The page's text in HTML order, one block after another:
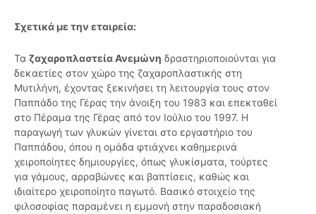
Σχετικά με την εταιρεία:
Τα ζαχαροπλαστεία Ανεμώνη δραστηριοποιούνται για
δεκαετίες στον χώρο της ζαχαροπλαστικής στη
Μυτιλήνη, έχοντας ξεκινήσει τη λειτουργία τους στον
Παππάδο της Γέρας την άνοιξη του 1983 και επεκταθεί
στο Πέραμα της Γέρας από τον Ιούλιο του 1997. Η
παραγωγή των γλυκών γίνεται στο εργαστήριο του
Παππάδου, όπου η ομάδα φτιάχνει καθημερινά
χειροποίητες δημιουργίες, όπως γλυκίσματα, τούρτες
για γάμους, αρραβώνες και βαπτίσεις, καθώς και
ιδιαίτερο χειροποίητο παγωτό. Βασικό στοιχείο της
φιλοσοφίας παραμένει η εμμονή στην παραδοσιακή